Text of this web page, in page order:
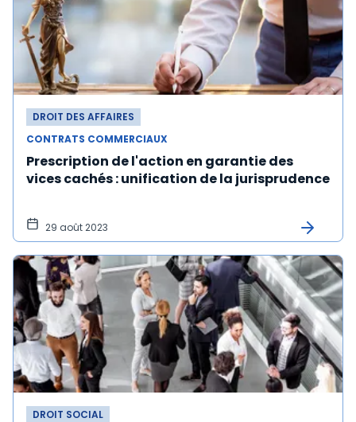
DROIT DES AFFAIRES
CONTRATS COMMERCIAUX
Prescription de l'action en garantie des
vices cachés : unification de la jurisprudence
29 août 2023
DROIT SOCIAL